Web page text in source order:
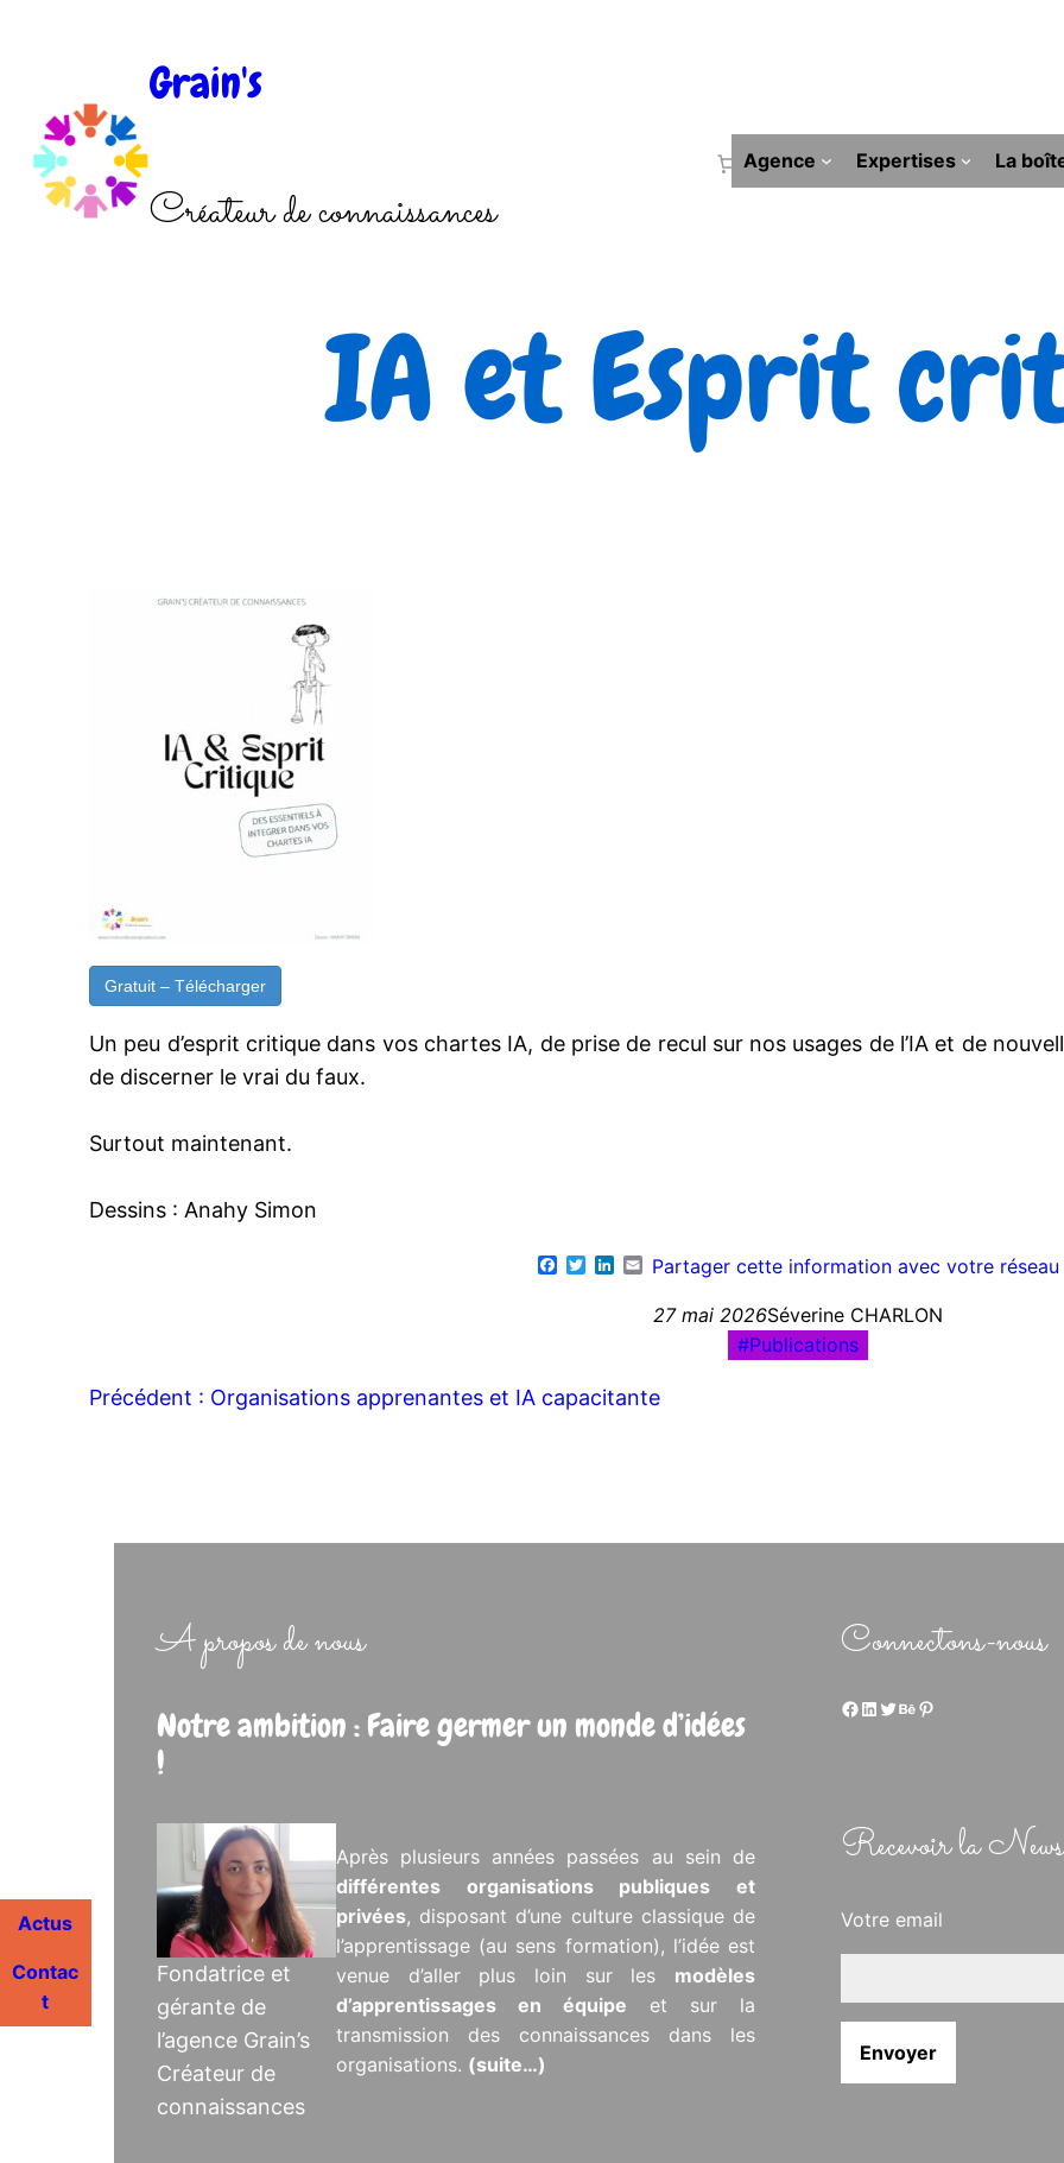
Grain's
Créateur de connaissances
Agence Expertises La
IA et Esprit
Gratuit – Télécharger
Un peu d’esprit critique dans vos chartes IA, de prise de recul sur nos usages de l’IA et de
de discerner le vrai du faux.
Surtout maintenant.
Dessins : Anahy Simon
Facebook
TwitterLinkedIn
Email
Partager cette information avec votre réseau
27 mai 2026Séverine CHARLON
Publications
Précédent : Organisations apprenantes et IA capacitante
Actus
Contac
t
A propos de nous
Notre ambition : Faire germer un monde d’idées
!
Fondatrice et
gérante de
l’agence Grain’s
Créateur de
connaissances
Après plusieurs années passées au sein de
différentes organisations publiques et
privées, disposant d’une culture classique de
l’apprentissage (au sens formation), l’idée est
venue d’aller plus loin sur les modèles
d’apprentissages en équipe et sur la
transmission des connaissances dans les
organisations. (suite…)
Connectons-nous
Facebook LinkedIn Twitter Behance Pinterest
Recevoir la
Votre email